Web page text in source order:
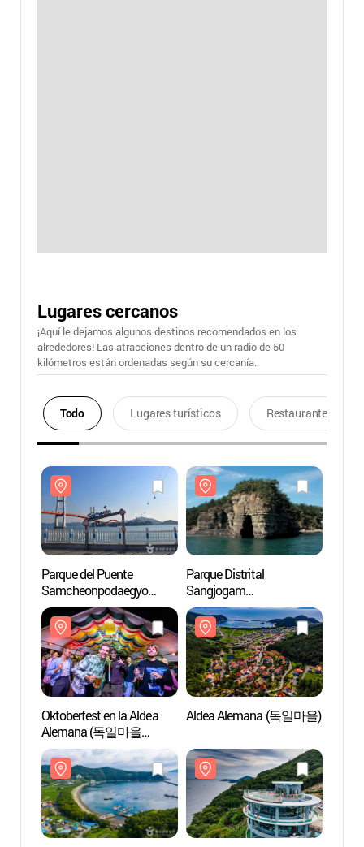
Lugares cercanos
¡Aquí le dejamos algunos destinos recomendados en los
alrededores! Las atracciones dentro de un radio de 50
kilómetros están ordenadas según su cercanía.
Todo Lugares turísticos Restaurantes
Parque del Puente
Samcheonpodaegyo
(삼천포대교공원)
Parque Distrital
Sangjogam
(상족암군립공원)
Oktoberfest en la Aldea
Alemana (독일마을
맥주축제)
Aldea Alemana (독일마을)